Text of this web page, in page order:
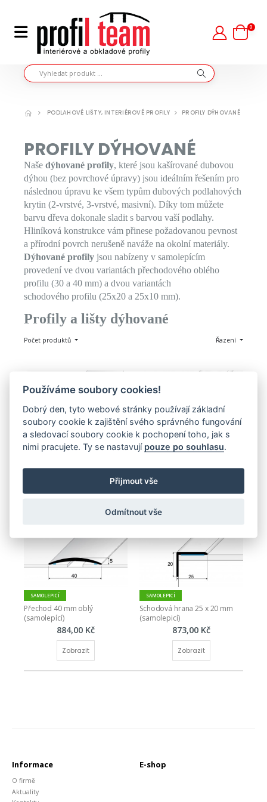
0
PODLAHOVÉ LIŠTY, INTERIÉROVÉ PROFILY PROFILY DÝHOVANÉ
PROFILY DÝHOVANÉ
Naše dýhované profily, které jsou kašírované dubovou
dýhou (bez povrchové úpravy) jsou ideálním řešením pro
následnou úpravu ke všem typům dubových podlahových
krytin (2-vrstvé, 3-vrstvé, masivní). Díky tom můžete
barvu dřeva dokonale sladit s barvou vaší podlahy.
Hliníková konstrukce vám přinese požadovanou pevnost
a přírodní povrch nerušeně naváže na okolní materiály.
Dýhované profily jsou nabízeny v samolepícím
provedení ve dvou variantách přechodového oblého
profilu (30 a 40 mm) a dvou variantách
schodového profilu (25x20 a 25x10 mm).
Profily a lišty dýhované
Počet produktů Řazení
SAMOLEPICÍ
Přechod 30 mm oblý
746,00 Kč
Zobrazit
SAMOLEPICÍ
Schodová hrana 25 x 10 mm
839,00 Kč
Zobrazit
SAMOLEPICÍ
Přechod 40 mm oblý
(samolepící)
884,00 Kč
Zobrazit
SAMOLEPICÍ
Schodová hrana 25 x 20 mm
(samolepicí)
873,00 Kč
Zobrazit
Informace
O firmě
Aktuality
E-shop
Používáme soubory cookies!
Dobrý den, tyto webové stránky používají základní
soubory cookie k zajištění svého správného fungování
a sledovací soubory cookie k pochopení toho, jak s
nimi pracujete. Ty se nastavují pouze po souhlasu
Přijmout vše
Odmítnout vše